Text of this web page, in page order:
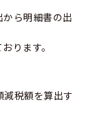
ら明細書の出
ります。
税額を算出す